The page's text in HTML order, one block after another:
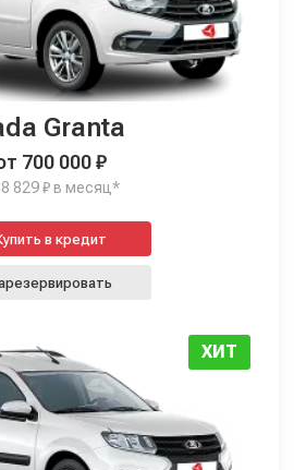
Granta
700 000 ₽
829 ₽ в месяц*
Купить в кредит
ХИТ